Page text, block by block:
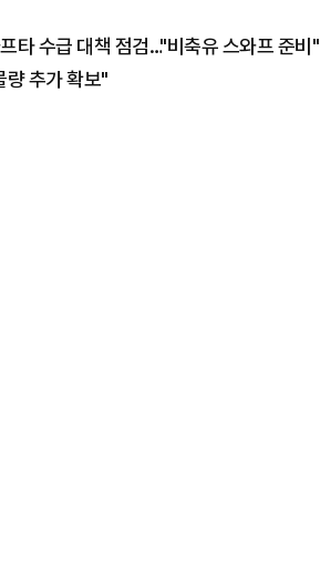
타 수급 대책 점검…"비축유 스와프 준비"
추가 확보"